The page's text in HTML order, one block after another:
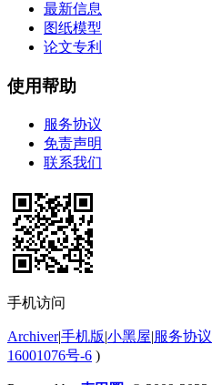
最新信息
图纸模型
论文专利
使用帮助
服务协议
免责声明
联系我们
手机访问
Archiver|手机版|小黑屋|服务协议
16001076号-6 )